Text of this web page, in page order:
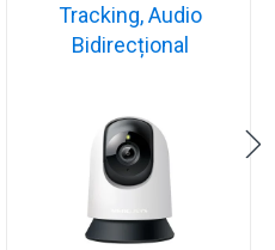
Tracking, Audio
Bidirecțional